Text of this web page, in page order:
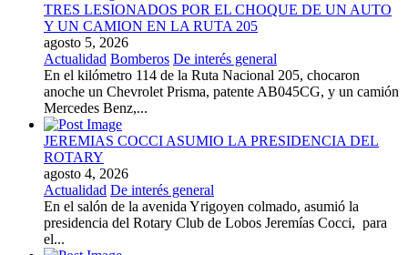
TRES LESIONADOS POR EL CHOQUE DE UN AUTO
Y UN CAMION EN LA RUTA 205
agosto 5, 2026
Actualidad Bomberos De interés general
En el kilómetro 114 de la Ruta Nacional 205, chocaron
anoche un Chevrolet Prisma, patente AB045CG, y un camión
Mercedes Benz,...
JEREMIAS COCCI ASUMIO LA PRESIDENCIA DEL
ROTARY
agosto 4, 2026
Actualidad De interés general
En el salón de la avenida Yrigoyen colmado, asumió la
presidencia del Rotary Club de Lobos Jeremías Cocci, para
el...